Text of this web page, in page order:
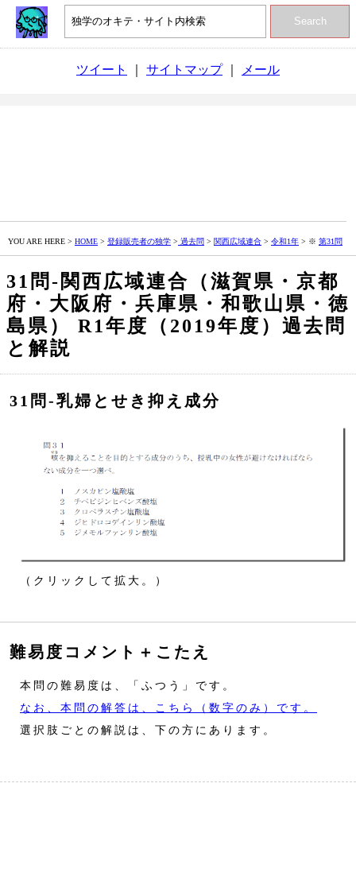
Search
ツイート サイトマップ｜ メール
YOU ARE HERE > HOME > 登録販売者の独学 > 過去問 > 関西広域連合 > 令和1年 > ※ 第31問
31問‐関西広域連合（滋賀県・京都
府・大阪府・兵庫県・和歌山県・徳
島県） R1年度（2019年度）過去問
と解説
31問‐乳婦とせき抑え成分
（クリックして拡大。）
難易度コメント＋こたえ
本問の難易度は、「ふつう」です。
なお、本問の解答は、こちら（数字のみ）です。
選択肢ごとの解説は、下の方にあります。